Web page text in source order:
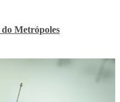
do Metrópoles